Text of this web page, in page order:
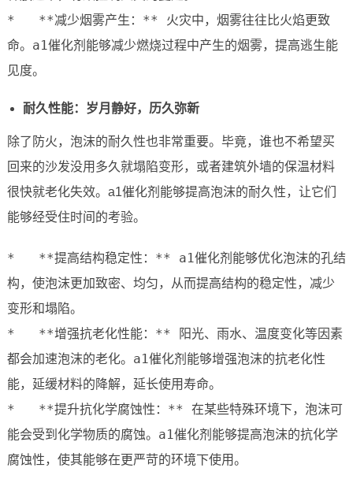
*   **减少烟雾产生：** 火灾中，烟雾往往比火焰更致
命。a1催化剂能够减少燃烧过程中产生的烟雾，提高逃生能
见度。
耐久性能：岁月静好，历久弥新
除了防火，泡沫的耐久性也非常重要。毕竟，谁也不希望买
回来的沙发没用多久就塌陷变形，或者建筑外墙的保温材料
很快就老化失效。a1催化剂能够提高泡沫的耐久性，让它们
能够经受住时间的考验。
*   **提高结构稳定性：** a1催化剂能够优化泡沫的孔结
构，使泡沫更加致密、均匀，从而提高结构的稳定性，减少
变形和塌陷。
*   **增强抗老化性能：** 阳光、雨水、温度变化等因素
都会加速泡沫的老化。a1催化剂能够增强泡沫的抗老化性
能，延缓材料的降解，延长使用寿命。
*   **提升抗化学腐蚀性：** 在某些特殊环境下，泡沫可
能会受到化学物质的腐蚀。a1催化剂能够提高泡沫的抗化学
腐蚀性，使其能够在更严苛的环境下使用。